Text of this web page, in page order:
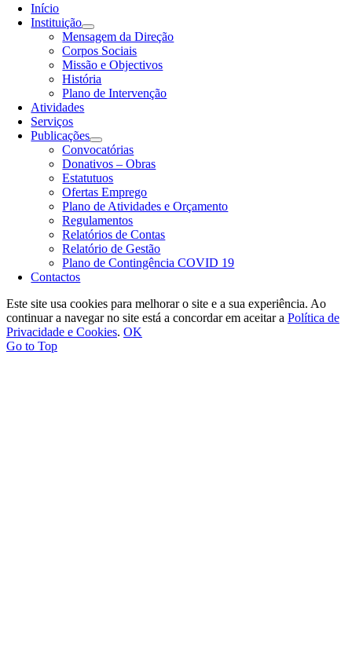
Início
Instituição
Mensagem da Direção
Corpos Sociais
Missão e Objectivos
História
Plano de Intervenção
Atividades
Serviços
Publicações
Convocatórias
Donativos – Obras
Estatutuos
Ofertas Emprego
Plano de Atividades e Orçamento
Regulamentos
Relatórios de Contas
Relatório de Gestão
Plano de Contingência COVID 19
Contactos
Este site usa cookies para melhorar o site e a sua experiência. Ao
continuar a navegar no site está a concordar em aceitar a Política de
Privacidade e Cookies. OK
Go to Top